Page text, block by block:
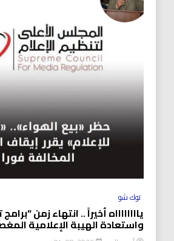
توك شو
يااااااااه أخيراً .. انتهاء زمن
واستعادة الهيبة الإعلامية